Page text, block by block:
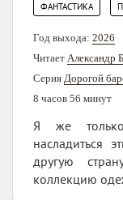
ФАНТАСТИКА
Год выхода: 2026
Читает Александр
Серия Дорогой
8 часов 56 минут
Я же
насладиться
другую
коллекцию